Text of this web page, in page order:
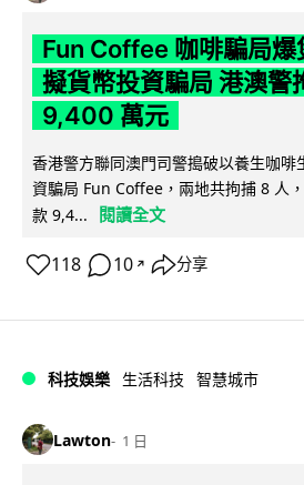
Fun Coffee 咖啡騙局爆
擬貨幣投資騙局 港澳警
9,400 萬元
香港警方聯同澳門司警搗破以養生咖啡
資騙局 Fun Coffee，兩地共拘捕 8 人
款 9,4...
閱讀全文
118 10 ↗ 分享
科技娛樂 生活科技 智慧城市
Lawton 1 日